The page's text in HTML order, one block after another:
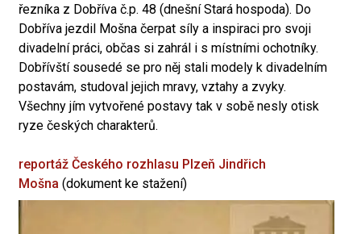
řezníka z Dobříva č.p. 48 (dnešní Stará hospoda). Do
Dobříva jezdil Mošna čerpat síly a inspiraci pro svoji
divadelní práci, občas si zahrál i s místními ochotníky.
Dobřívští sousedé se pro něj stali modely k divadelním
postavám, studoval jejich mravy, vztahy a zvyky.
Všechny jím vytvořené postavy tak v sobě nesly otisk
ryze českých charakterů.
reportáž Českého rozhlasu Plzeň Jindřich
Mošna (dokument ke stažení)